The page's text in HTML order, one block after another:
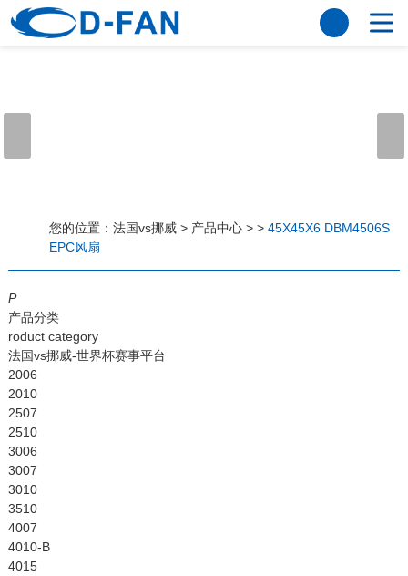
法国vs挪威
应用案例
工程案例
解决方案
新闻资讯
法国vs挪威
行业资讯
常见问题
法国vs挪威-世界杯赛事平台
联系方式
客户留言
人才招聘
English
您的位置： 法国vs挪威> 产品中心> > 45X45X6 DBM4506S
EPC风扇
P
产品分类
roduct category
法国vs挪威-世界杯赛事平台
2006
2010
2507
2510
3006
3007
3010
3510
4007
4010-B
4015